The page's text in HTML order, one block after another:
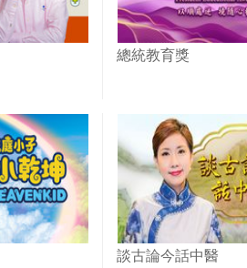
總統教育獎
談古論今話中醫